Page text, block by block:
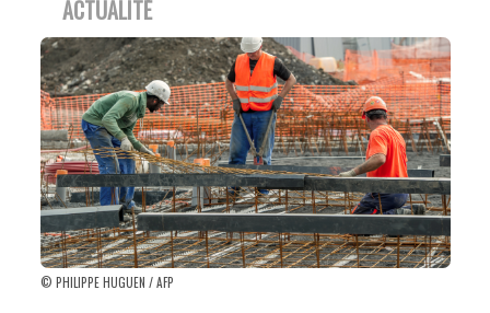
ACTUALITÉ
© PHILIPPE HUGUEN / AFP